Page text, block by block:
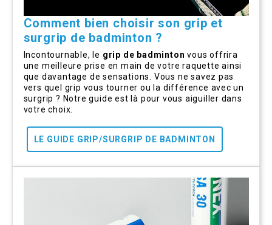
Comment bien choisir son grip et
surgrip de badminton ?
Incontournable, le grip de badminton vous offrira
une meilleure prise en main de votre raquette ainsi
que davantage de sensations. Vous ne savez pas
vers quel grip vous tourner ou la différence avec un
surgrip ? Notre guide est là pour vous aiguiller dans
votre choix.
LE GUIDE GRIP/SURGRIP DE BADMINTON